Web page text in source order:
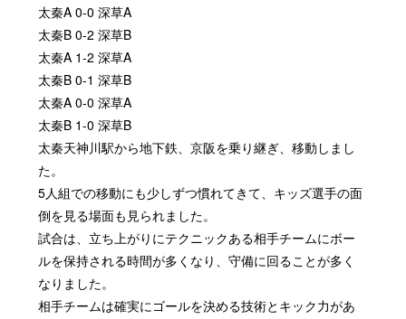
太秦A 0-0 深草A
太秦B 0-2 深草B
太秦A 1-2 深草A
太秦B 0-1 深草B
太秦A 0-0 深草A
太秦B 1-0 深草B
太秦天神川駅から地下鉄、京阪を乗り継ぎ、移動しまし
た。
5人組での移動にも少しずつ慣れてきて、キッズ選手の面
倒を見る場面も見られました。
試合は、立ち上がりにテクニックある相手チームにボー
ルを保持される時間が多くなり、守備に回ることが多く
なりました。
相手チームは確実にゴールを決める技術とキック力があ